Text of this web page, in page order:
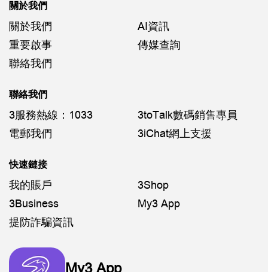
關於我們
關於我們
AI資訊
重要啟事
傳媒查詢
聯絡我們
聯絡我們
3服務熱線：1033
3toTalk數碼銷售專員
電郵我們
3iChat網上支援
快速鏈接
我的賬戶
3Shop
3Business
My3 App
提防詐騙資訊
My3 App